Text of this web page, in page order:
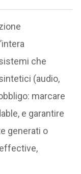
che
(audio,
marcare
e garantire
generati o